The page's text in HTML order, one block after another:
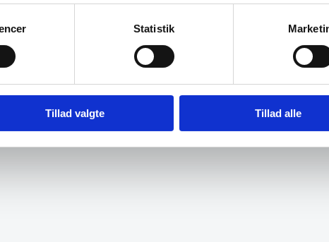
Statistik
Tillad valgte Tillad alle